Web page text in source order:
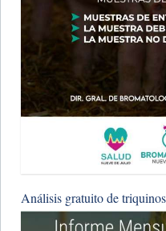
Análisis gratuito de